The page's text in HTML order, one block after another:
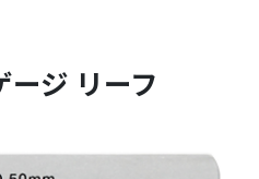
ジ リーフ